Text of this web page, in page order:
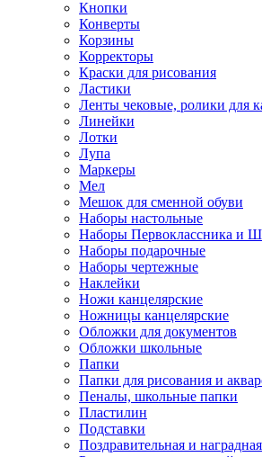
Кнопки
Конверты
Корзины
Корректоры
Краски для рисования
Ластики
Ленты чековые, ролики для
Линейки
Лотки
Лупа
Маркеры
Мел
Мешок для сменной обуви
Наборы настольные
Наборы Первоклассника и
Наборы подарочные
Наборы чертежные
Наклейки
Ножи канцелярские
Ножницы канцелярские
Обложки для документов
Обложки школьные
Папки
Папки для рисования и
Пеналы, школьные папки
Пластилин
Подставки
Поздравительная и